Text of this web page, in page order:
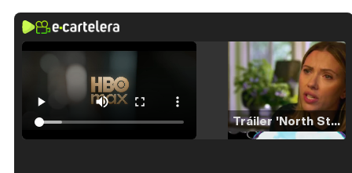
Tráiler 'North Star' (2023)